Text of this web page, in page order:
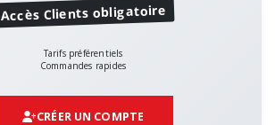
Accès Clients obligatoire
Tarifs préférentiels
Commandes rapides
CRÉER UN COMPTE